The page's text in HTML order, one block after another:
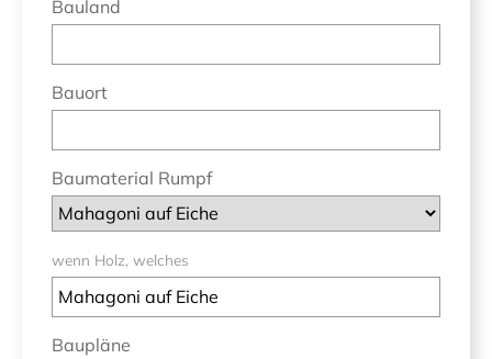
Bauland
Bauort
Baumaterial Rumpf
wenn Holz, welches
Baupläne